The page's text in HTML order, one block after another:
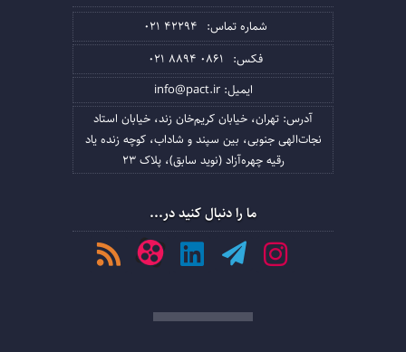
شماره تماس: 021 42294
فکس: 021 8894 0861
ایمیل:info@pact.ir
آدرس: تهران، خیابان کریم‌خان زند، خیابان استاد
نجات‌الهی جنوبی، بین سپند و شاداب، کوچه زنده یاد
رقیه چهره‌آزاد (نوید سابق)، پلاک 23
ما را دنبال کنید در...